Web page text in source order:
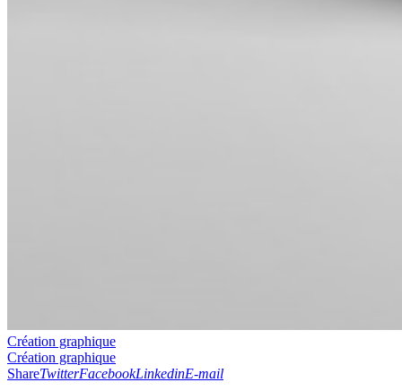
Création graphique
Création graphique
ShareTwitterFacebookLinkedinE-mail